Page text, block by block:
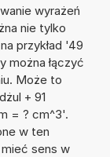
wyrażeń
nie tylko
przykład '49
można łączyć
Może to
+ 91
= ? cm^3'.
w ten
sens w